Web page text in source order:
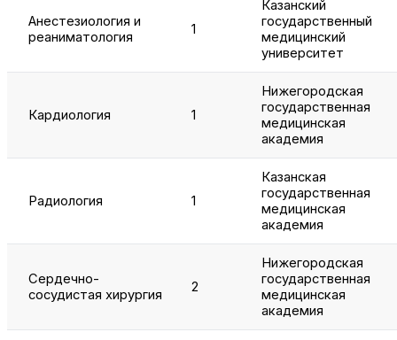
Анестезиология и
реаниматология
1
Казанский
государственный
медицинский
университет
Кардиология 1
Нижегородская
государственная
медицинская
академия
Радиология 1
Казанская
государственная
медицинская
академия
Сердечно-
сосудистая хирургия
2
Нижегородская
государственная
медицинская
академия